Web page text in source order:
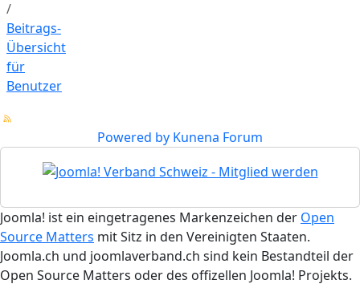
Beitrags-
Übersicht
für
Benutzer
Powered by Kunena Forum
Joomla! ist ein eingetragenes Markenzeichen der Open
Source Matters mit Sitz in den Vereinigten Staaten.
Joomla.ch und joomlaverband.ch sind kein Bestandteil der
Open Source Matters oder des offizellen Joomla! Projekts.